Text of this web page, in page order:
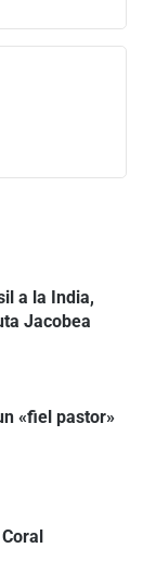
a la India,
Jacobea
«fiel pastor»